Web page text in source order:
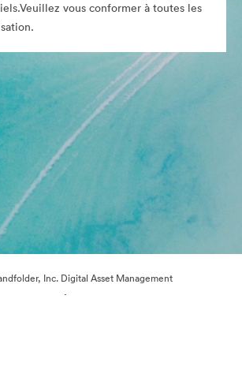
vous conformer à toutes les
Inc. Digital Asset Management
·